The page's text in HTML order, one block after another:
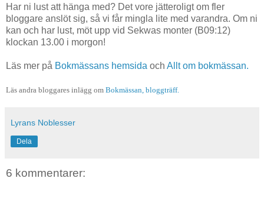
Har ni lust att hänga med? Det vore jätteroligt om fler
bloggare anslöt sig, så vi får mingla lite med varandra. Om ni
kan och har lust, möt upp vid Sekwas monter (B09:12)
klockan 13.00 i morgon!
Läs mer på Bokmässans hemsida och Allt om bokmässan.
Läs andra bloggares inlägg om Bokmässan, bloggträff.
Lyrans Noblesser
Dela
6 kommentarer: